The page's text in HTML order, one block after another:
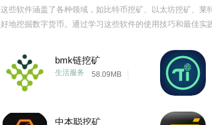
这些软件涵盖了各种领域，如比特币挖矿、以太坊挖矿、莱
好地挖掘数字货币。通过学习这些软件的使用技巧和最佳实
能为您提供一个良好的起点，让您在数字货币的世界中不断
里，我们将继续关注行业动态
bmk链挖矿
58.09MB
生活服务
中本聪挖矿